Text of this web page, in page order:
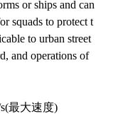
or ships and can
squads to protect t
to urban street
and operations of
最大速度)